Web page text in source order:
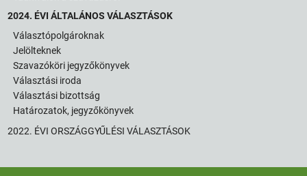
2024. ÉVI ÁLTALÁNOS VÁLASZTÁSOK
Választópolgároknak
Jelölteknek
Szavazóköri jegyzőkönyvek
Választási iroda
Választási bizottság
Határozatok, jegyzőkönyvek
2022. ÉVI ORSZÁGGYŰLÉSI VÁLASZTÁSOK